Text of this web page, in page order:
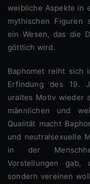
weibliche Aspekte in
mythischen Figuren
ein Wesen, das die
göttlich wird.
Baphomet reiht sich in diese Tradition ein. Er ist keine
Erfindung des 19.
uraltes Motiv wieder
männlichen und
Qualität macht
und neutralsexuelle
in der
Vorstellungen gab,
sondern vereinen